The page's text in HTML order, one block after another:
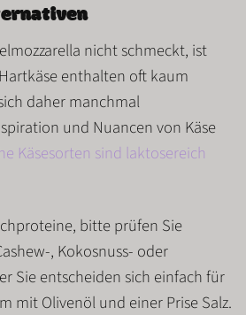
nicht schmeckt, ist
enthalten oft kaum
daher manchmal
und Nuancen von Käse
Käsesorten sind laktosereich
, bitte prüfen Sie
, Kokosnuss- oder
Sie entscheiden sich einfach für
mit Olivenöl und einer Prise Salz.